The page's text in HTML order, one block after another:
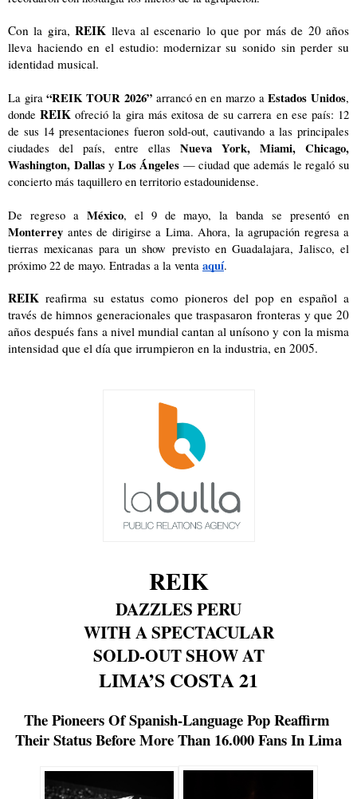
Con la gira, REIK lleva al escenario lo que por más de 20 años
lleva haciendo en el estudio: modernizar su sonido sin perder su
identidad musical.
La gira “REIK TOUR 2026” arrancó en en marzo a Estados Unidos,
donde REIK ofreció la gira más exitosa de su carrera en ese país: 12
de sus 14 presentaciones fueron sold-out, cautivando a las principales
ciudades del país, entre ellas Nueva York, Miami, Chicago,
Washington, Dallas y Los Ángeles — ciudad que además le regaló su
concierto más taquillero en territorio estadounidense.
De regreso a México
Monterrey antes de dirigirse a Lima. Ahora, la agrupación regresa a
tierras mexicanas para un show previsto en Guadalajara, Jalisco, el
próximo 22 de mayo. Entradas a la venta aquí.
REIK reafirma su estatus como pioneros del pop en español a
través de himnos generacionales que traspasaron fronteras y que 20
años después fans a nivel mundial cantan al unísono y con la misma
intensidad que el día que irrumpieron en la industria, en 2005.
REIK
DAZZLES PERU
WITH A SPECTACULAR
SOLD-OUT SHOW AT
LIMA’S COSTA 21
The Pioneers Of Spanish-Language Pop Reaffirm
Their Status Before More Than 16.000 Fans In Lima